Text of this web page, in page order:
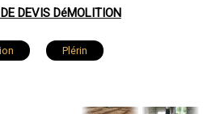
DEVIS DéMOLITION
Plérin